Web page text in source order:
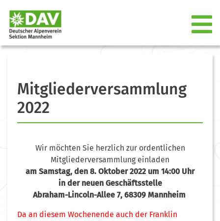
Mitgliederversammlung
2022
Wir möchten Sie herzlich zur ordentlichen
Mitgliederversammlung einladen
am Samstag, den 8. Oktober2022 um 14:00 Uhr
in der neuen Geschäftsstelle
Abraham-Lincoln-Allee 7, 68309 Mannheim
Da an diesem Wochenende auch der Franklin